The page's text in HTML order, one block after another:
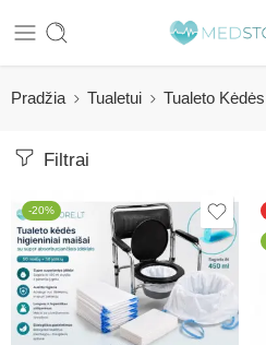
Pradžia Tualetui Tualeto Kėdės
Filtrai
-20%